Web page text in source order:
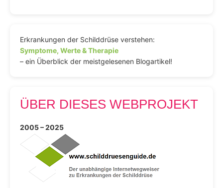
Erkrankungen der Schilddrüse verstehen:
Symptome, Werte & Therapie
– ein Überblick der meistgelesenen Blogartikel!
ÜBER DIESES WEBPROJEKT
2005 – 2025